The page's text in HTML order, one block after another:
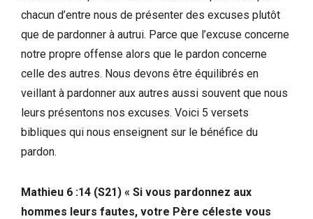
chacun d’entre nous de présenter des excuses plutôt
que de pardonner à autrui. Parce que l’excuse concerne
notre propre offense alors que le pardon concerne
celle des autres. Nous devons être équilibrés en
veillant à pardonner aux autres aussi souvent que nous
leurs présentons nos excuses. Voici 5 versets
bibliques qui nous enseignent sur le bénéfice du
pardon.
Mathieu 6 :14 (S21) « Si vous pardonnez aux
hommes leurs fautes, votre Père céleste vous